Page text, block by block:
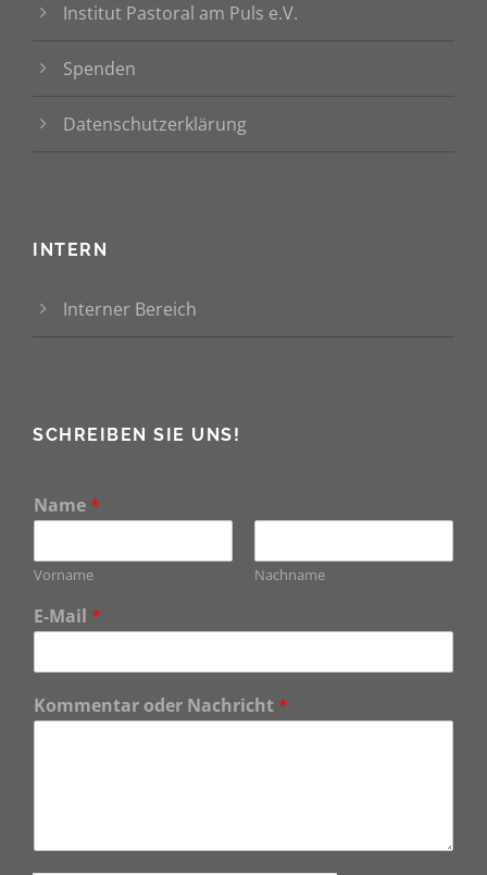
Institut Pastoral am Puls e.V.
Spenden
Datenschutzerklärung
INTERN
Interner Bereich
SCHREIBEN SIE UNS!
Name *
Vorname Nachname
E-Mail *
Kommentar oder Nachricht *